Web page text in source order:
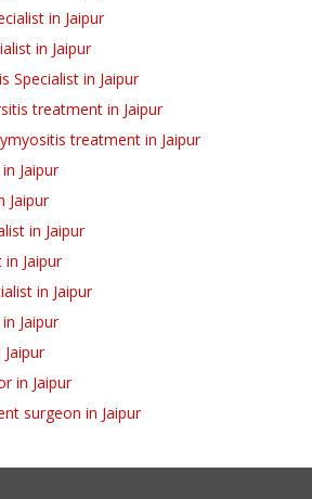
in Jaipur
in Jaipur
Specialist in Jaipur
treatment in Jaipur
treatment in Jaipur
Jaipur
Jaipur
in Jaipur
in Jaipur
in Jaipur
Jaipur
in Jaipur
surgeon in Jaipur